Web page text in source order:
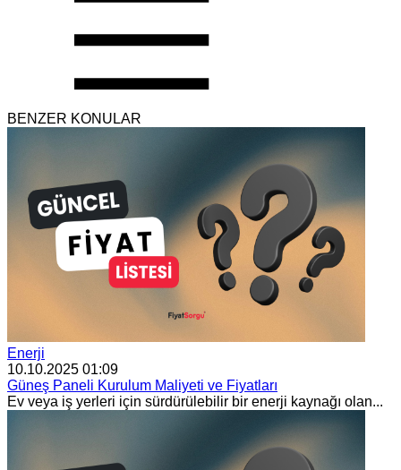
BENZER KONULAR
Enerji
10.10.2025 01:09
Güneş Paneli Kurulum Maliyeti ve Fiyatları
Ev veya iş yerleri için sürdürülebilir bir enerji kaynağı olan...